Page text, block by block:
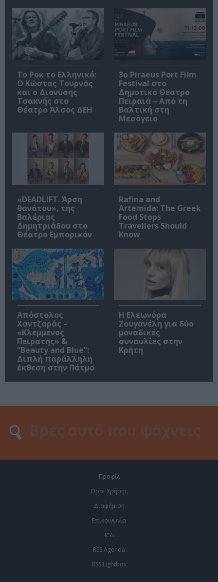
Το Ροκ το Ελληνικό:
Ο Κώστας Τουρνάς
και ο Διονύσης
Τσακνής στο
Θέατρο Άλσος ΔΕΗ
3o Piraeus Port Film
Festival στο
Δημοτικό Θέατρο
Πειραιά – Από τη
Βαλτική στη
Μεσόγειο
«DEADLIFT. Άρση
θανάτου», της
Βαλέριας
Δημητριάδου στο
Θέατρο Εμπορικόν
Rafina and
Artemida: The Greek
Food Stops
Travellers Should
Know
Απόστολος
Χαντζαράς –
«Κλεμμένος
Πειρατής» &
“Beauty and Blue”:
Διπλή παράλληλη
έκθεση στην Πάτμο
Η Ελεωνόρα
Ζουγανέλη για δύο
μοναδικές
συναυλίες στην
Κρήτη
Προφίλ
Οροι Χρήσης
Διαφήμιση
Επικοινωνία
RSS
RSS Agenda
RSS Lightbox